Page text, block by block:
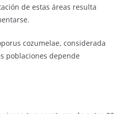
de estas áreas resulta
cozumelae, considerada
poblaciones depende